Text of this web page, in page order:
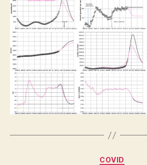
Categorie
COVID